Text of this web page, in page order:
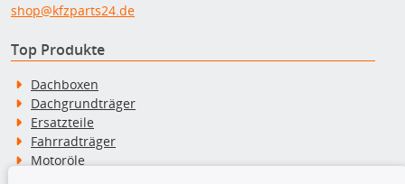
shop@kfzparts24.de
Top Produkte
Dachboxen
Dachgrundträger
Ersatzteile
Fahrradträger
Motoröle